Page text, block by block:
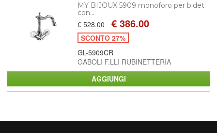
MY BIJOUX 5909 monoforo per bidet
con...
€ 528.00 € 386.00
SCONTO 27%
GL-5909CR
GABOLI F.LLI RUBINETTERIA